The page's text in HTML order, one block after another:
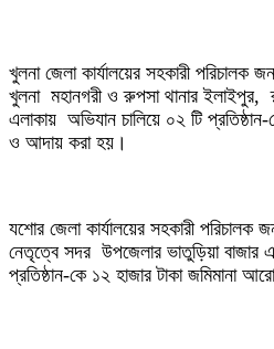
খুলনা জেলা কার্যালয়ের সহকারী পরিচালক
খুলনা মহানগরী ও রুপসা থানার ইলাইপুর,
এলাকায় অভিযান চালিয়ে ০২ টি
ও আদায় করা হয়।
যশোর জেলা কার্যালয়ের সহকারী পরিচালক
নেতৃত্বে সদর উপজেলার ভাতুড়িয়া বাজার
প্রতিষ্ঠান-কে ১২ হাজার টাকা জমিমানা